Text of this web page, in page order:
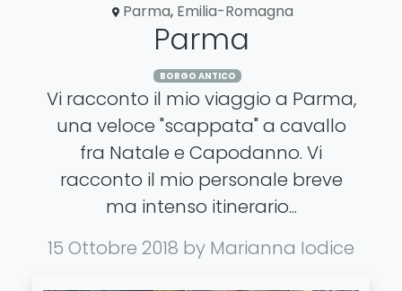
Parma, Emilia-Romagna
Parma
BORGO ANTICO
Vi racconto il mio viaggio a Parma,
una veloce "scappata" a cavallo
fra Natale e Capodanno. Vi
racconto il mio personale breve
ma intenso itinerario...
15 Ottobre 2018 by Marianna Iodice